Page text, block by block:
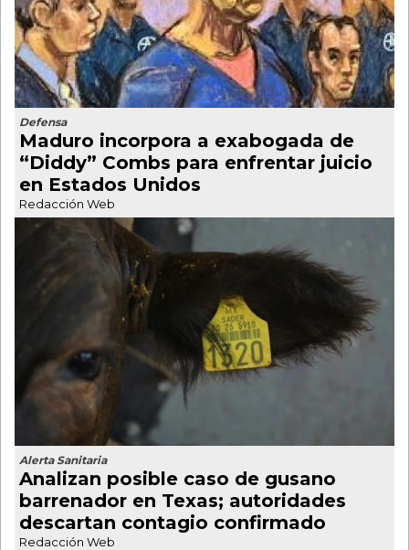
Defensa
Maduro incorpora a exabogada de
“Diddy” Combs para enfrentar juicio
en Estados Unidos
Redacción Web
Alerta Sanitaria
Analizan posible caso de gusano
barrenador en Texas; autoridades
descartan contagio confirmado
Redacción Web